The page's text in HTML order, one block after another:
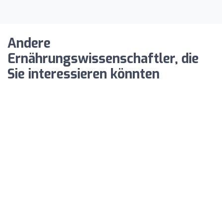
Andere
Ernährungswissenschaftler, die
Sie interessieren könnten